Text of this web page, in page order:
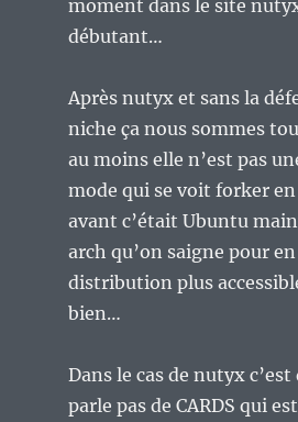
moment dans le site
débutant…
Après nutyx et sans la
niche ça nous sommes
au moins elle n’est pas
mode qui se voit forker
avant c’était Ubuntu
arch qu’on saigne pour
distribution plus
bien…
Dans le cas de nutyx
parle pas de CARDS qui